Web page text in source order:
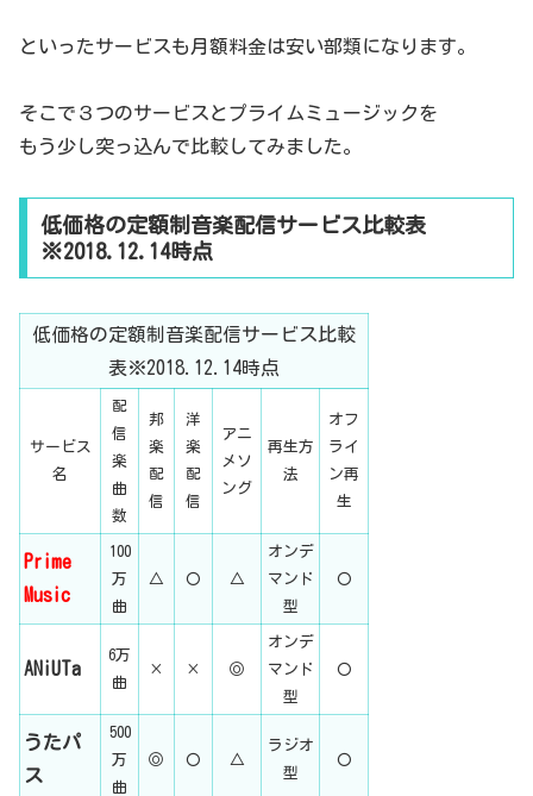
といったサービスも月額料金は安い部類になります。
そこで３つのサービスとプライムミュージックを
もう少し突っ込んで比較してみました。
低価格の定額制音楽配信サービス比較表
※2018.12.14時点
低価格の定額制音楽配信サービス比較
表※2018.12.14時点
サービス
名
配
信
楽
曲
数
邦
楽
配
信
洋
楽
配
信
アニ
メソ
ング
再生方
法
オフ
ライ
ン再
生
Prime
Music
100
万
曲
△ 〇 △
オンデ
マンド
型
〇
ANiUTa
6万
曲
× × ◎
オンデ
マンド
型
〇
うたパ
ス
500
万
曲
◎ 〇 △
ラジオ
型
〇